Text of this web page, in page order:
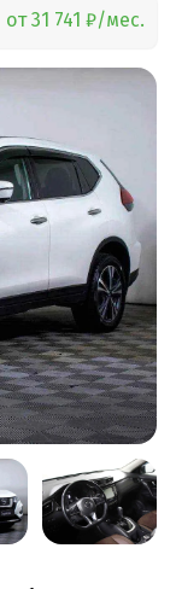
от 31 741 ₽/мес.